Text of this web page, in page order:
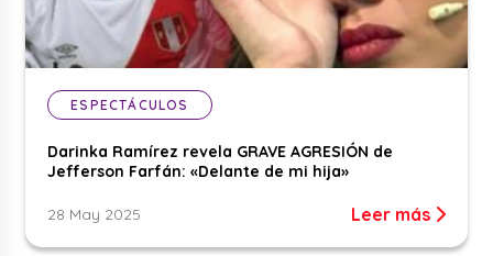
ESPECTÁCULOS
Darinka Ramírez revela GRAVE AGRESIÓN de
Jefferson Farfán: «Delante de mi hija»
28 May 2025 Leer más